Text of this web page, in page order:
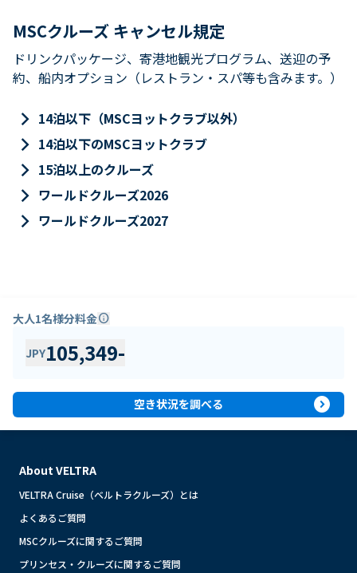
MSCクルーズ キャンセル規定
ドリンクパッケージ、寄港地観光プログラム、送迎の予
約、船内オプション（レストラン・スパ等も含みます。）
keyboard_arrow_right 14泊以下（MSCヨットクラブ以外）
keyboard_arrow_right 14泊以下のMSCヨットクラブ
keyboard_arrow_right 15泊以上のクルーズ
keyboard_arrow_right ワールドクルーズ2026
keyboard_arrow_right ワールドクルーズ2027
大人1名様分料金info
JPY105,349-
空き状況を調べる expand_circle_right
About VELTRA
VELTRA Cruise（ベルトラクルーズ）とは
よくあるご質問
MSCクルーズに関するご質問
プリンセス・クルーズに関するご質問